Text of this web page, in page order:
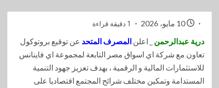
1 دقيقة قراءة
درية عبدالرحمن _ اعلن المصرف المتحد عن توقيع بروتوكول
تعاون مع شركة اي اسواق مصر التابعة لمجموعة اي فاينانس
للاستثمارات المالية و الرقمية ، بهدف تعزيز جهود التنمية
المستدامة وتمكين مختلف شرائح المجتمع اقتصاديا على